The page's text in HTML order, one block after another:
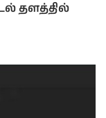
தளத்தில்